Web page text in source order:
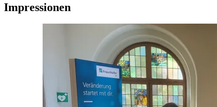
Impressionen